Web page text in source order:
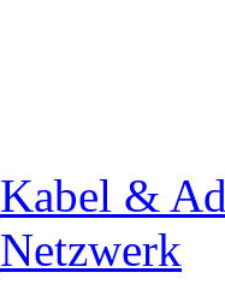
Kabel &
Netzwerk